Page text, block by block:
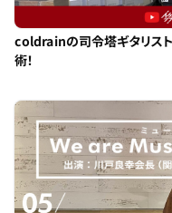
coldrainの司令塔ギタリス
術！